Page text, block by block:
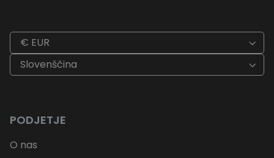
€ EUR
Slovenščina
PODJETJE
O nas